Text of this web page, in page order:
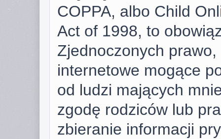
COPPA, albo Child
Act of 1998, to
Zjednoczonych
internetowe mogące
od ludzi mających
zgodę rodziców lub
zbieranie informacji